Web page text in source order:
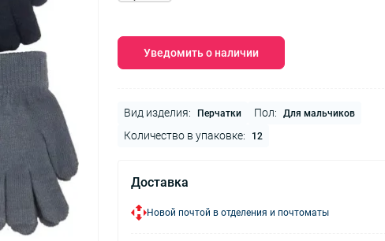
Уведомить о наличии
Вид изделия: Перчатки Пол: Для мальчиков
Количество в упаковке: 12
Доставка
Новой почтой в отделения и почтоматы